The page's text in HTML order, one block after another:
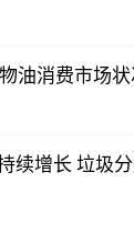
油消费市场
续增长 垃圾